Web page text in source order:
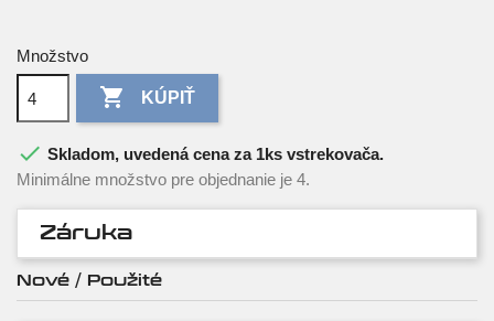
Množstvo
 KÚPIŤ
 Skladom, uvedená cena za 1ks vstrekovača.
Minimálne množstvo pre objednanie je 4.
Záruka
Nové / Použité